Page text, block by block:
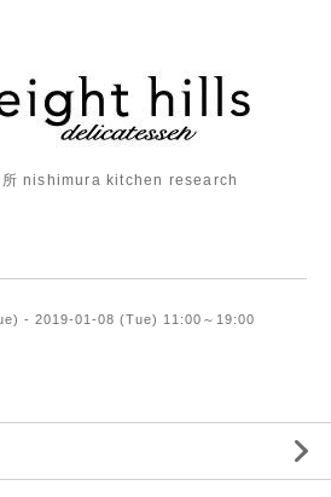
所 nishimura kitchen research
- 2019-01-08 (Tue) 11:00～19:00